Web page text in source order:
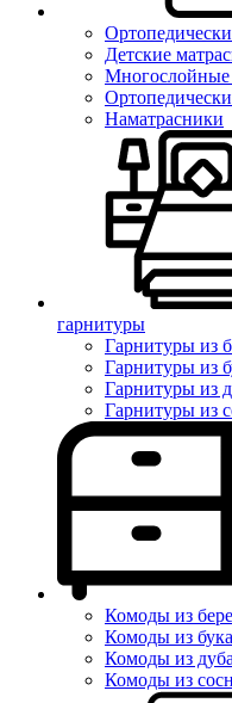
Детские
Многослойные
Наматрасники
гарнитуры
Гарнитуры из
Гарнитуры из
Гарнитуры из
Гарнитуры из
Комоды из
Комоды из бука
Комоды из дуба
Комоды из